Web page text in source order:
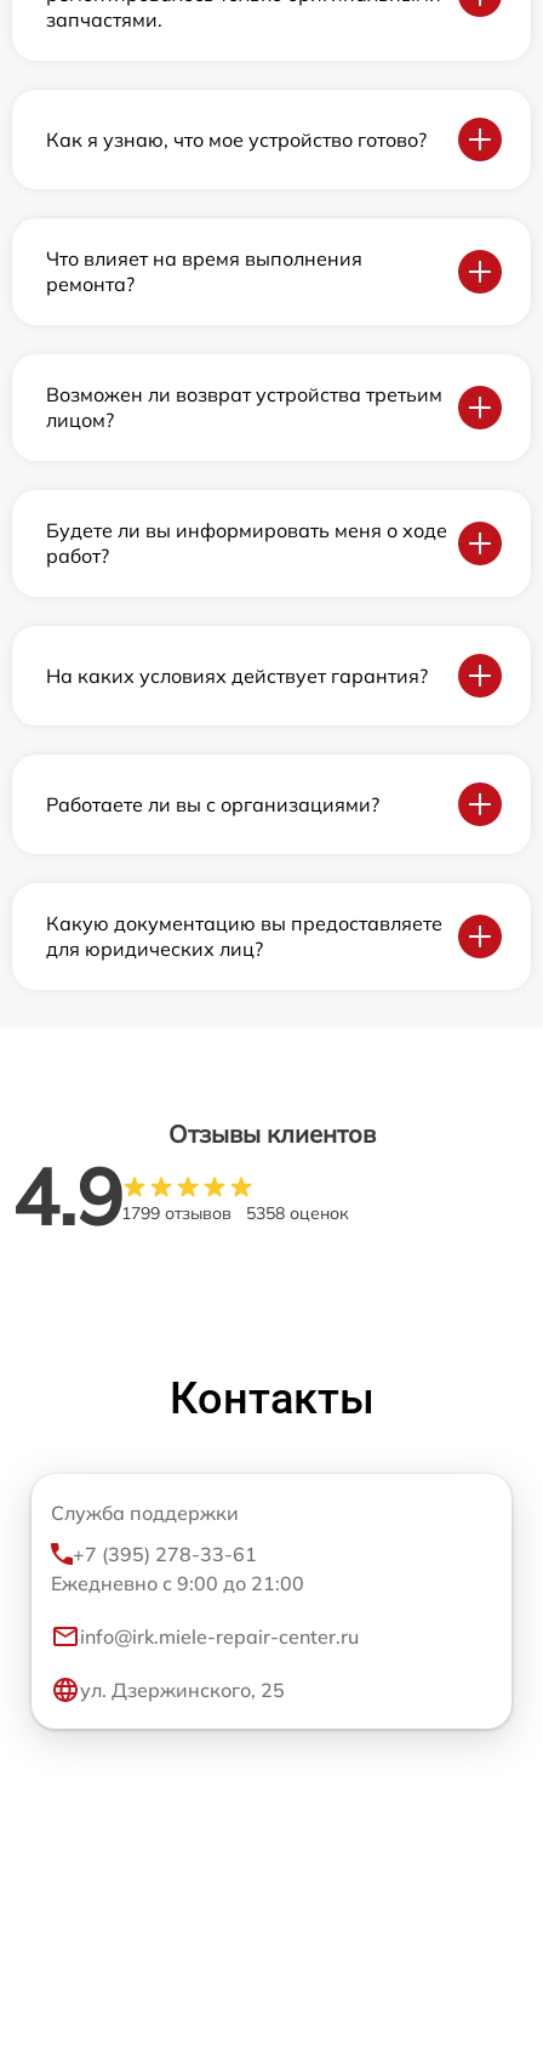
запчастями.
Как я узнаю, что мое устройство готово?
Что влияет на время выполнения
ремонта?
Возможен ли возврат устройства третьим
лицом?
Будете ли вы информировать меня о ходе
работ?
На каких условиях действует гарантия?
Работаете ли вы с организациями?
Какую документацию вы предоставляете
для юридических лиц?
Отзывы клиентов
4.91799 отзывов 5358 оценок
Контакты
Служба поддержки
+7 (395) 278-33-61
Ежедневно с 9:00 до 21:00
info@irk.miele-repair-center.ru
ул. Дзержинского, 25